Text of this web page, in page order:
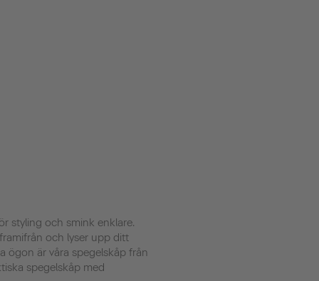
styling och smink enklare.
och lyser upp ditt
ögon är våra spegelskåp från
spegelskåp med